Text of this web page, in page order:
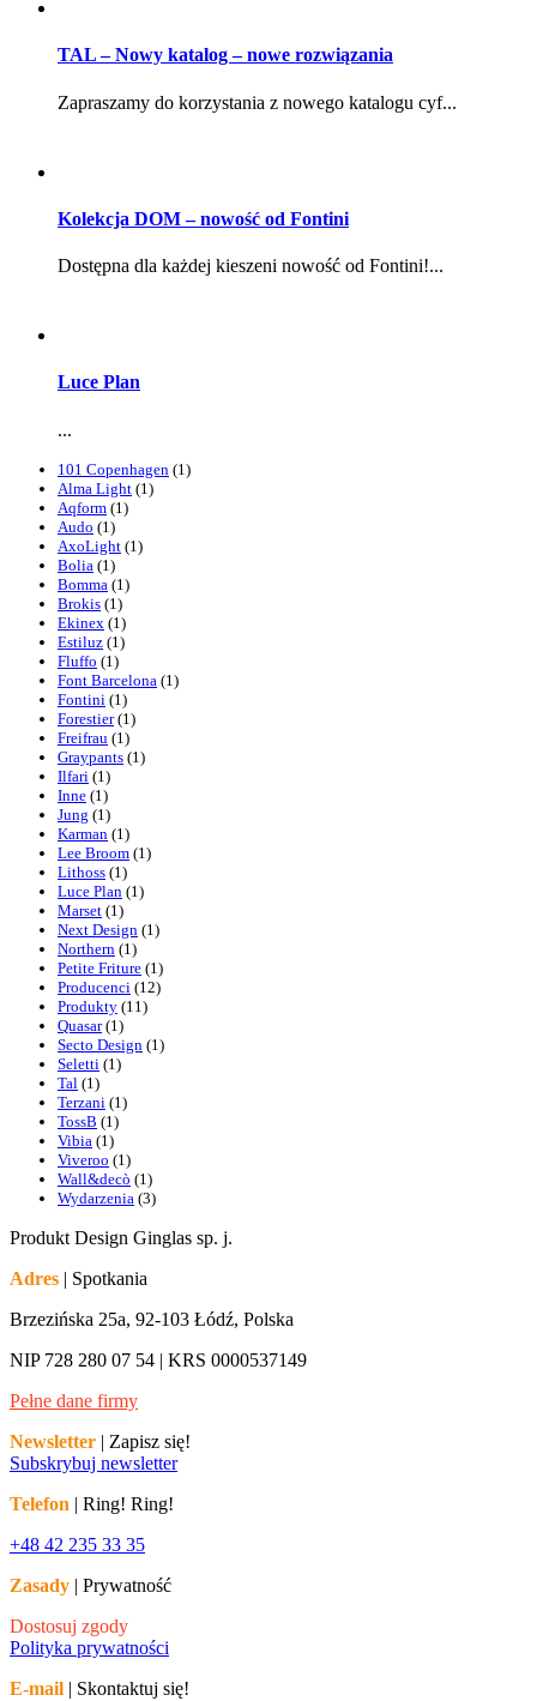
TAL – Nowy katalog – nowe rozwiązania
Zapraszamy do korzystania z nowego katalogu cyf...
Kolekcja DOM – nowość od Fontini
Dostępna dla każdej kieszeni nowość od Fontini!...
Luce Plan
...
101 Copenhagen (1)
Alma Light (1)
Aqform (1)
Audo (1)
AxoLight (1)
Bolia (1)
Bomma (1)
Brokis (1)
Ekinex (1)
Estiluz (1)
Fluffo (1)
Font Barcelona (1)
Fontini (1)
Forestier(1)
Freifrau (1)
Graypants (1)
Ilfari (1)
Inne (1)
Jung (1)
Karman (1)
Lee Broom (1)
Lithoss (1)
Luce Plan (1)
Marset (1)
Next Design (1)
Northern (1)
Petite Friture (1)
Producenci (12)
Produkty (11)
Quasar(1)
Secto Design (1)
Seletti (1)
Tal (1)
Terzani (1)
TossB (1)
Vibia (1)
Viveroo (1)
Wall&decò (1)
Wydarzenia (3)
Produkt Design Ginglas sp. j.
Adres | Spotkania
Brzezińska 25a, 92-103 Łódź, Polska
NIP 728 280 07 54 | KRS 0000537149
Pełne dane firmy
Newsletter | Zapisz się!
Subskrybuj newsletter
Telefon | Ring! Ring!
+48 42 235 33 35
Zasady | Prywatność
Dostosuj zgody
Polityka prywatności
E-mail | Skontaktuj się!